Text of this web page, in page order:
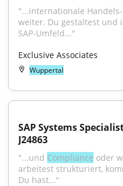
"...internationale
weiter. Du gestaltest und
SAP-Umfeld..."
Exclusive Associates
Wuppertal
SAP Systems
J24863
"...und Compliance oder
arbeitest strukturiert,
Du hast..."